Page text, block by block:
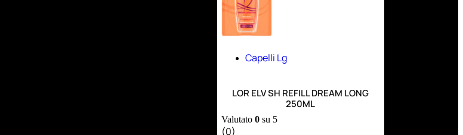
Capelli Lg
LOR ELV SH REFILL DREAM LONG
250ML
Valutato 0su 5
(0)